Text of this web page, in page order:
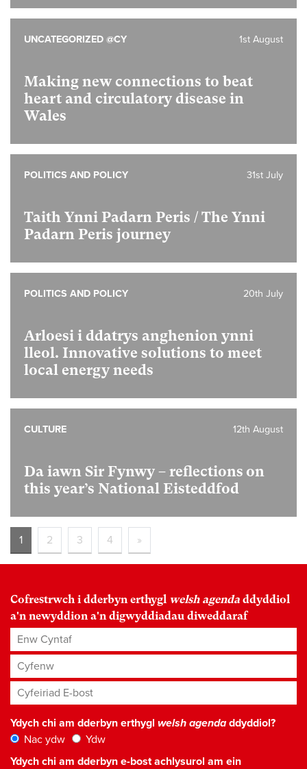
Making new connections to beat
heart and circulatory disease in
Wales
1st August
UNCATEGORIZED @CY
Taith Ynni Padarn Peris / The Ynni
Padarn Peris journey
31st July
POLITICS AND POLICY
Arloesi i ddatrys anghenion ynni
lleol. Innovative solutions to meet
local energy needs
20th July
POLITICS AND POLICY
Da iawn Sir Fynwy – reflections on
this year’s National Eisteddfod
12th August
CULTURE
1 2 3 4 »
Cofrestrwch i dderbyn erthygl welsh agenda ddyddiol
a'n newyddion a'n digwyddiadau diweddaraf
Enw Cyntaf
Cyfenw
Cyfeiriad E-bost*
Ydych chi am dderbyn erthygl welsh agendaddyddiol?
Nac ydw
Ydw
Ydych chi am dderbyn e-bost achlysurol am ein